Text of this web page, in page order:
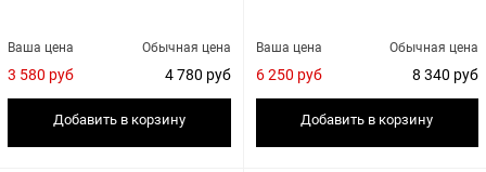
Обычная цена
4 780 руб
Ваша цена
3 580 руб
Добавить в корзину
Обычная цена
8 340 руб
Ваша цена
6 250 руб
Добавить в корзину